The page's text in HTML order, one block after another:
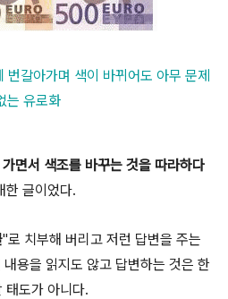
갈아가며 색이 바뀌어도 아무 문제
는 유로화
면서 색조를 바꾸는 것을 따라하다
한 글이었다.
"로 치부해 버리고 저런 답변을 주는
용을 읽지도 않고 답변하는 것은 한
태도가 아니다.